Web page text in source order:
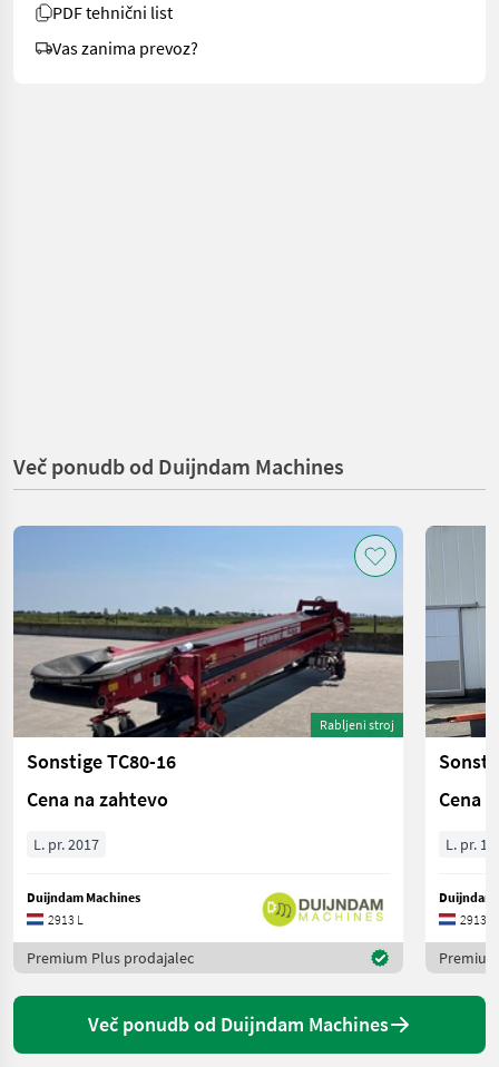
PDF tehnični list
Vas zanima prevoz?
Več ponudb od Duijndam Machines
Rabljeni stroj
Sonstige TC80-16
Cena na zahtevo
L. pr. 2017
Duijndam Machines
2913 L
Premium Plus prodajalec
Cena
L. pr.
Duijndam
2913 L
Več ponudb od Duijndam Machines